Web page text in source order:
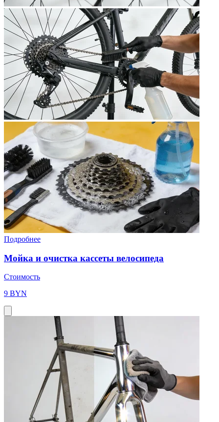
Подробнее
Мойка и очистка кассеты велосипеда
Стоимость
9 BYN